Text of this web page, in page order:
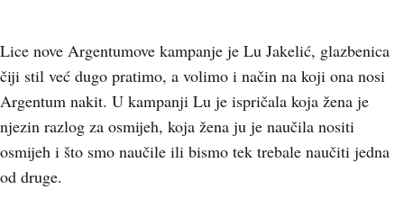
Lice nove Argentumove kampanje je Lu Jakelić, glazbenica
čiji stil već dugo pratimo, a volimo i način na koji ona nosi
Argentum nakit. U kampanji Lu je ispričala koja žena je
njezin razlog za osmijeh, koja žena ju je naučila nositi
osmijeh i što smo naučile ili bismo tek trebale naučiti jedna
od druge.